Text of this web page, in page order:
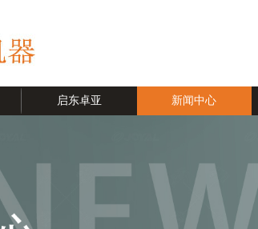
启东卓亚 新闻中心